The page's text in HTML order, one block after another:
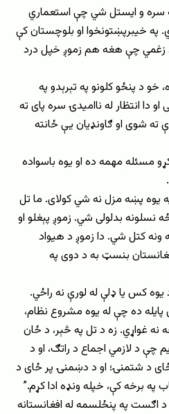
سره و ایستل شي چې استعماري
په خیبرپښتونخوا او بلوچستان کې
زغمي چې هغه هم زموږ خپل درد
د پنځو کلونو په تېرېدو په
دا انتظار له ناامیدۍ سره پای ته
ته شوی او ګاونډیان یې ځانته
مسئله مهمه ده او یوه باسواده
یوه پښه مزل نه شي کولای. ما تل
نسلونه بدلولی شي. زموږ پېغلو او
ونه کتل شي. دا زموږ د هیواد
د ۲۰۴۷ کال د افغانستان بنسټ به د دوی په
کس یا ډلې له لورې نه راځي.
ده چې له یوه ‌مشروع نظام،
نه غواړي. زه د تل په څېر، د ځان
چې د لازمي اجماع د راتګ، او د
د شتمنۍ؛ او د دښمنۍ پر ځای د
په برخه کې، خپله ونډه ادا کړم.”
غني د ۲۰۲۱م کال د اګست په پنځلسمه له افغانستانه